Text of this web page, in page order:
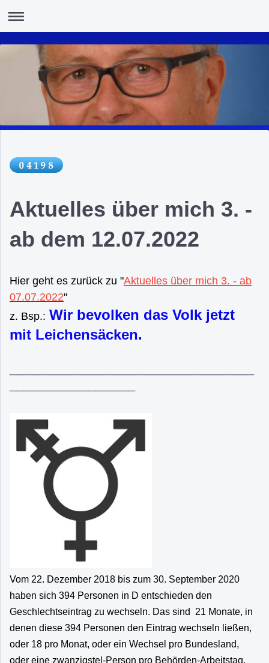
Aktuelles über mich 3. -
ab dem 12.07.2022
Hier geht es zurück zu "Aktuelles über mich 3. - ab
07.07.2022"
z. Bsp.: Wir bevolken das Volk jetzt
mit Leichensäcken.
Vom 22. Dezember 2018 bis zum 30. September 2020
haben sich 394 Personen in D entschieden den
Geschlechtseintrag zu wechseln. Das sind 21 Monate, in
denen diese 394 Personen den Eintrag wechseln ließen,
oder 18 pro Monat, oder ein Wechsel pro Bundesland,
oder eine zwanzigstel-Person pro Behörden-Arbeitstag.